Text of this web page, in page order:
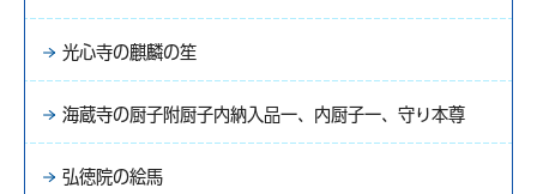
光心寺の麒麟の笙
海蔵寺の厨子附厨子内納入品一、内厨子一、守り本尊
弘徳院の絵馬